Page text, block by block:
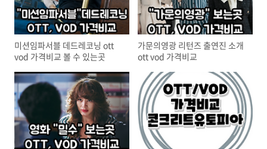
미션임파서블 데드레코닝 ott
vod 가격비교 볼 수 있는곳
가문의영광 리턴즈 출연진 소개
ott vod 가격비교